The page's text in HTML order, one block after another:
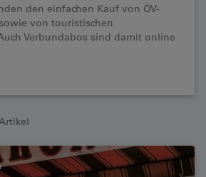
den einfachen Kauf von ÖV-
von touristischen
Verbundabos sind damit online